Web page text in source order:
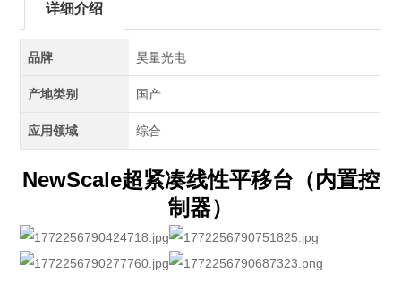
详细介绍
品牌 昊量光电
产地类别 国产
应用领域 综合
NewScale超紧凑线性平移台 （内置控
制器）